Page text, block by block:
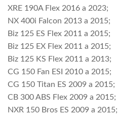
XRE 190A Flex 2016 a 2023;
NX 400i Falcon 2013 a 2015;
Biz 125 ES Flex 2011 a 2015;
Biz 125 EX Flex 2011 a 2015;
Biz 125 KS Flex 2011 a 2013;
CG 150 Fan ESI 2010 a 2015;
CG 150 Titan ES 2009 a 2015;
CB 300 ABS Flex 2009 a 2015;
NXR 150 Bros ES 2009 a 2015;